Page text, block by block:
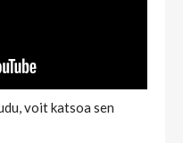
voit katsoa sen